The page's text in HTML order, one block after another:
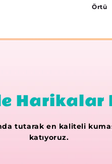
Örtü
Harikalar
tutarak en kaliteli
katıyoruz.